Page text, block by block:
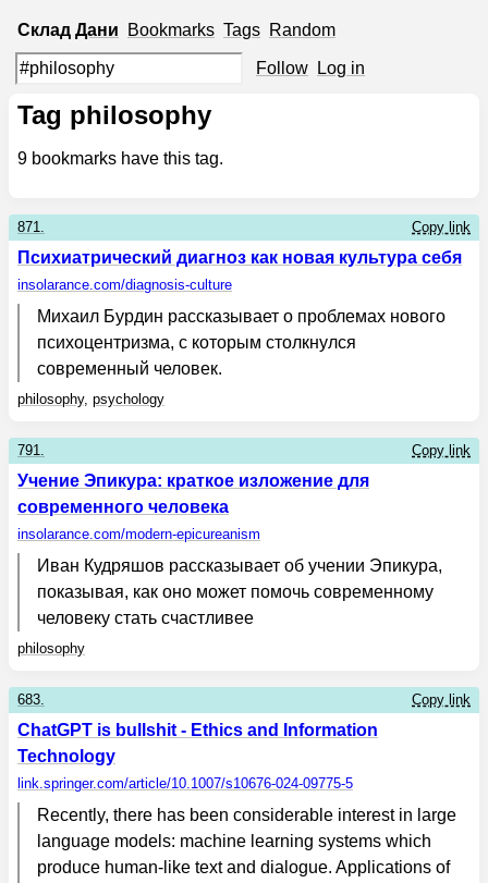
Склад Дани Bookmarks Tags Random
Follow Log in
Tag philosophy
9 bookmarks have this tag.
871. Copy link
Психиатрический диагноз как новая культура себя
insolarance.com/diagnosis-culture
Михаил Бурдин рассказывает о проблемах нового
психоцентризма, с которым столкнулся
современный человек.
philosophy, psychology
791. Copy link
Учение Эпикура: краткое изложение для
современного человека
insolarance.com/modern-epicureanism
Иван Кудряшов рассказывает об учении Эпикура,
показывая, как оно может помочь современному
человеку стать счастливее
philosophy
683. Copy link
ChatGPT is bullshit - Ethics and Information
Technology
link.springer.com/article/10.1007/s10676-024-09775-5
Recently, there has been considerable interest in large
language models: machine learning systems which
produce human-like text and dialogue. Applications of